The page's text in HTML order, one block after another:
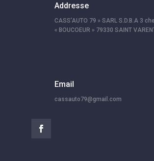
Addresse
CASS’AUTO 79 » SARL S.D.B.A 3
« BOUCOEUR » 79330 SAINT
Email
cassauto79@gmail.com